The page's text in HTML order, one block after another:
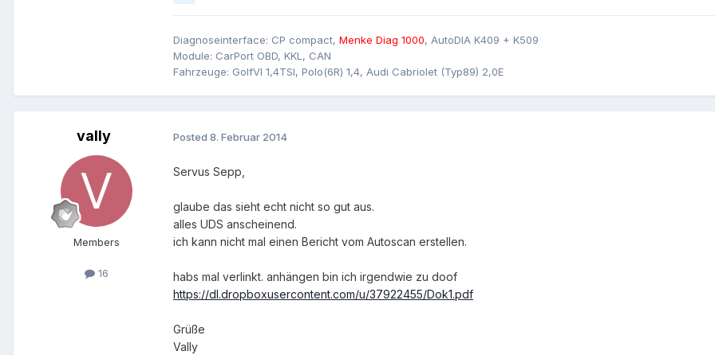
Diagnoseinterface: CP compact, Menke Diag 1000, AutoDIA K409 + K509
Module: CarPort OBD, KKL, CAN
Fahrzeuge: GolfVI 1,4TSI, Polo(6R) 1,4, Audi Cabriolet (Typ89) 2,0E
vally
Members
16
Posted 8. Februar 2014
Servus Sepp,
glaube das sieht echt nicht so gut aus.
alles UDS anscheinend.
ich kann nicht mal einen Bericht vom Autoscan erstellen.
habs mal verlinkt. anhängen bin ich irgendwie zu doof
https://dl.dropboxusercontent.com/u/37922455/Dok1.pdf
Grüße
Vally